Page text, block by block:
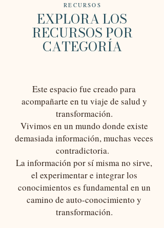
RECURSOS
EXPLORA LOS
RECURSOS POR
CATEGORÍA
Este espacio fue creado para
acompañarte en tu viaje de salud y
transformación.
Vivimos en un mundo donde existe
demasiada información, muchas veces
contradictoria.
La información por sí misma no sirve,
el experimentar e integrar los
conocimientos es fundamental en un
camino de auto-conocimiento y
transformación.